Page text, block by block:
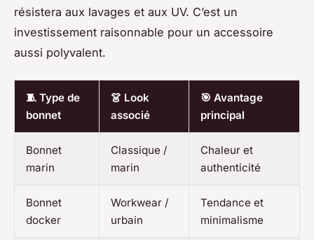
résistera aux lavages et aux UV. C’est un
investissement raisonnable pour un accessoire
aussi polyvalent.
🧵 Type de
bonnet
👗 Look
associé
🎯 Avantage
principal
Bonnet
marin
Classique /
marin
Chaleur et
authenticité
Bonnet
docker
Workwear /
urbain
Tendance et
minimalisme